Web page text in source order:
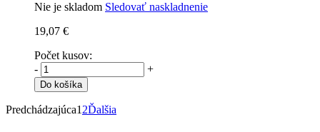
Nie je skladom Sledovať naskladnenie
19,07 €
Počet kusov:
-
+
Do košíka
Predchádzajúca1 2Ďalšia